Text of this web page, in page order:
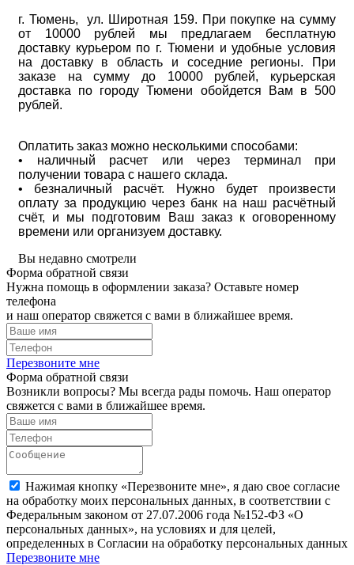
г. Тюмень, ул. Широтная 159. При покупке на сумму
от 10000 рублей мы предлагаем бесплатную
доставку курьером по г. Тюмени и удобные условия
на доставку в область и соседние регионы. При
заказе на сумму до 10000 рублей, курьерская
доставка по городу Тюмени обойдется Вам в 500
рублей.
Оплатить заказ можно несколькими способами:
• наличный расчет или через терминал при
получении товара с нашего склада.
• безналичный расчёт. Нужно будет произвести
оплату за продукцию через банк на наш расчётный
счёт, и мы подготовим Ваш заказ к оговоренному
времени или организуем доставку.
Вы недавно смотрели
Форма обратной связи
Нужна помощь в оформлении заказа? Оставьте номер
телефона
и наш оператор свяжется с вами в ближайшее время.
Перезвоните мне
Форма обратной связи
Возникли вопросы? Мы всегда рады помочь. Наш оператор
свяжется с вами в ближайшее время.
Нажимая кнопку «Перезвоните мне», я даю свое согласие
на обработку моих персональных данных, в соответствии с
Федеральным законом от 27.07.2006 года №152-ФЗ «О
персональных данных», на условиях и для целей,
определенных в Согласии на обработку персональных данных
Перезвоните мне